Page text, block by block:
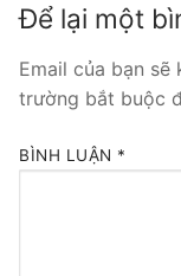
Tổng đài
HOSTED
Tổng đài
Để lại một
Email của bạn
trường bắt buộc
BÌNH LUẬN *